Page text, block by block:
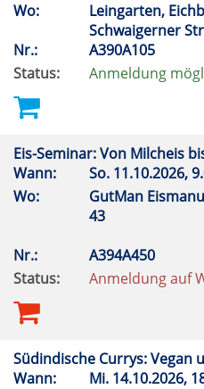
Wo:
Leingarten,
Schwaigerner
Nr.:
A390A105
Status:
Anmeldung
Eis-Seminar: Von Milcheis
Wann:
So. 11.10.2026,
Wo:
GutMan
43
Nr.:
A394A450
Status:
Anmeldung auf
Südindische Currys: Vegan
Wann:
Mi. 14.10.2026,